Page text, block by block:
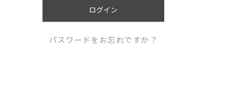
ログイン
パスワードをお忘れですか？